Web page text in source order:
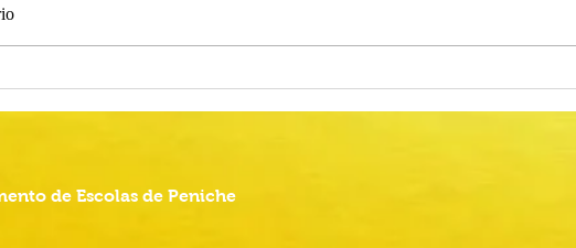
Superior -
Alteração do calendário das
Provas Finais do Ensino Básico
de Escolas de Peniche